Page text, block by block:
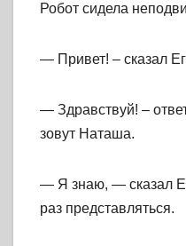
Робот сидела
— Привет! – сказал
— Здравствуй! –
зовут Наташа.
— Я знаю, — сказал
раз представляться.